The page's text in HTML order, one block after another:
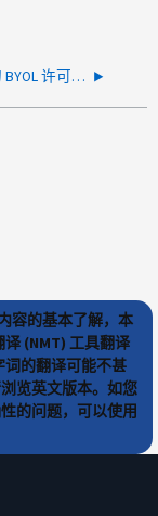
续订 CVO 的 BYOL 许可证后，数字电子钱包未更新
容的基本了解，本
(NMT) 工具翻译
的翻译可能不甚
览英文版本。如您
的问题，可以使用